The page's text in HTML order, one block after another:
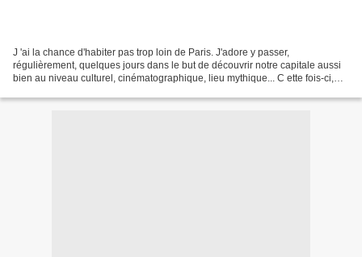
J 'ai la chance d'habiter pas trop loin de Paris. J'adore y passer,
régulièrement, quelques jours dans le but de découvrir notre capitale aussi
bien au niveau culturel, cinématographique, lieu mythique... C ette fois-ci,